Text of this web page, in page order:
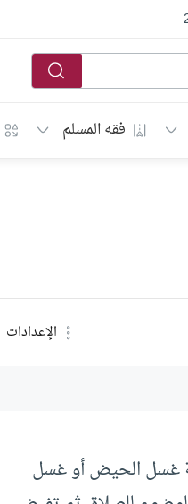
فقه المسلم
الخط الإعدادات
غسل الحيض أو غسل